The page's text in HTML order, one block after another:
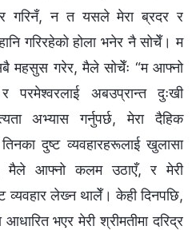
गरिनँ, न त यसले मेरा ब्रदर र
गरिरहेको होला भनेर नै सोचेँ। म
महसुस गरेर, मैले सोचेँः “म आफ्नो
परमेश्‍वरलाई अबउप्रान्त दुःखी
अभ्यास गर्नुपर्छ, मेरा दैहिक
तिनका दुष्ट व्यवहारहरूलाई खुलासा
मैले आफ्नो कलम उठाएँ, र मेरी
व्यवहार लेख्‍न थालेँ। केही दिनपछि,
भएर मेरी श्रीमतीमा दरिद्र